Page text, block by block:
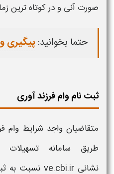
صورت آنی و در کوتاه ترین
حتما بخوانید:پیگیری
ثبت نام وام فرزند آوری
متقاضیان واجد شرایط وام
طریق سامانه
نشانی ve.cbi.irنسبت به